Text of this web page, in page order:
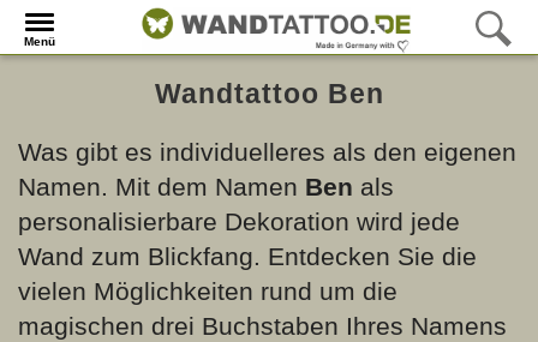
Menü
Wandtattoo Ben
Was gibt es individuelleres als den eigenen
Namen. Mit dem Namen Ben als
personalisierbare Dekoration wird jede
Wand zum Blickfang. Entdecken Sie die
vielen Möglichkeiten rund um die
magischen drei Buchstaben Ihres Namens